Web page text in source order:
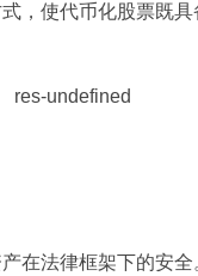
，使代币化股票既
在法律框架下的安